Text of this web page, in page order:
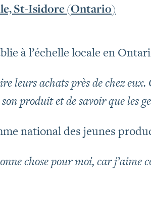
St-Isidore (Ontario)
à l’échelle locale en
leurs achats près de chez eux.
produit et de savoir que les
national des jeunes
chose pour moi, car